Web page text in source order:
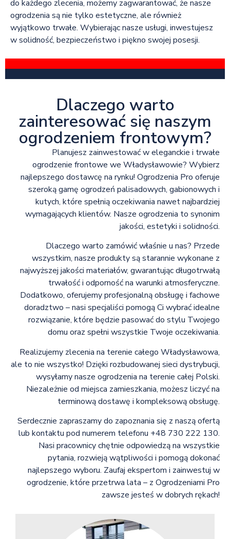
do każdego zlecenia, możemy zagwarantować, że nasze
ogrodzenia są nie tylko estetyczne, ale również
wyjątkowo trwałe. Wybierając nasze usługi, inwestujesz
w solidność, bezpieczeństwo i piękno swojej posesji.
Dlaczego warto
zainteresować się naszym
ogrodzeniem frontowym?
Planujesz zainwestować w eleganckie i trwałe
ogrodzenie frontowe we Władysławowie? Wybierz
najlepszego dostawcę na rynku! Ogrodzenia Pro oferuje
szeroką gamę ogrodzeń palisadowych, gabionowych i
kutych, które spełnią oczekiwania nawet najbardziej
wymagających klientów. Nasze ogrodzenia to synonim
jakości, estetyki i solidności.
Dlaczego warto zamówić właśnie u nas? Przede
wszystkim, nasze produkty są starannie wykonane z
najwyższej jakości materiałów, gwarantując długotrwałą
trwałość i odporność na warunki atmosferyczne.
Dodatkowo, oferujemy profesjonalną obsługę i fachowe
doradztwo – nasi specjaliści pomogą Ci wybrać idealne
rozwiązanie, które będzie pasować do stylu Twojego
domu oraz spełni wszystkie Twoje oczekiwania.
Realizujemy zlecenia na terenie całego Władysławowa,
ale to nie wszystko! Dzięki rozbudowanej sieci dystrybucji,
wysyłamy nasze ogrodzenia na terenie całej Polski.
Niezależnie od miejsca zamieszkania, możesz liczyć na
terminową dostawę i kompleksową obsługę.
Serdecznie zapraszamy do zapoznania się z naszą ofertą
lub kontaktu pod numerem telefonu +48 730 222 130.
Nasi pracownicy chętnie odpowiedzą na wszystkie
pytania, rozwieją wątpliwości i pomogą dokonać
najlepszego wyboru. Zaufaj ekspertom i zainwestuj w
ogrodzenie, które przetrwa lata – z Ogrodzeniami Pro
zawsze jesteś w dobrych rękach!